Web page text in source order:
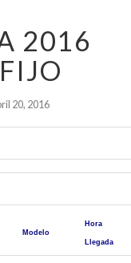
2016
20, 2016
Modelo
Hora
Llegada